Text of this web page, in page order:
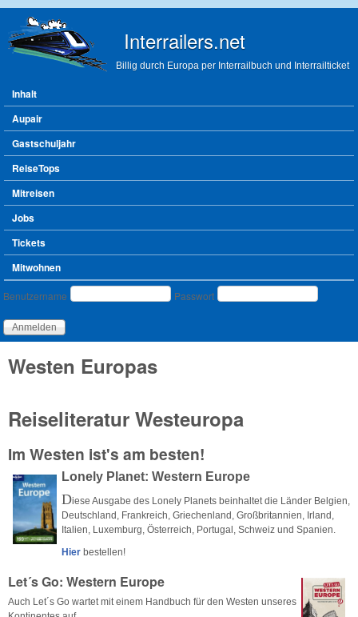
Interrailers.net
Billig durch Europa per Interrailbuch und Interrailticket
Hauptmenü
Inhalt
Aupair
Gastschuljahr
ReiseTops
Mitreisen
Jobs
Tickets
Mitwohnen
Benutzeranmeldung
Benutzername Passwort
Westen Europas
Reiseliteratur Westeuropa
Im Westen ist's am besten!
Lonely Planet: Western Europe
Diese Ausgabe des Lonely Planets beinhaltet die Länder Belgien,
Deutschland, Frankreich, Griechenland, Großbritannien, Irland,
Italien, Luxemburg, Österreich, Portugal, Schweiz und Spanien.
Hier bestellen!
Let´s Go: Western Europe
Auch Let´s Go wartet mit einem Handbuch für den Westen unseres